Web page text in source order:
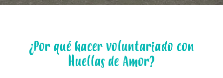
¿Por qué hacer voluntariado con
Huellas de Amor?